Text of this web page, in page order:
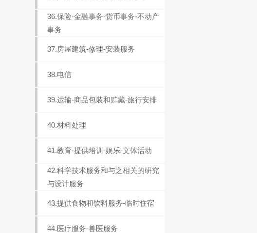
36.保险-金融事务-货币事务-不动产
事务
37.房屋建筑-修理-安装服务
38.电信
39.运输-商品包装和贮藏-旅行安排
40.材料处理
41.教育-提供培训-娱乐-文体活动
42.科学技术服务和与之相关的研究
与设计服务
43.提供食物和饮料服务-临时住宿
44.医疗服务-兽医服务